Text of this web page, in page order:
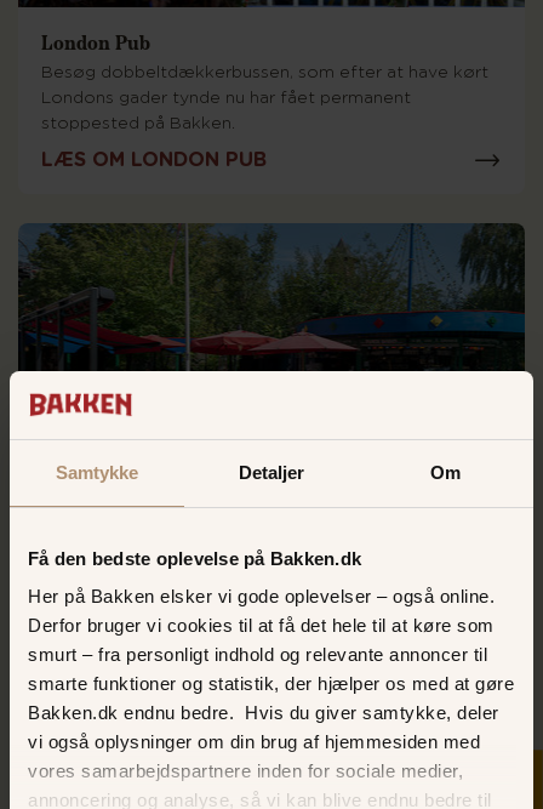
Samtykke Detaljer Om
Få den bedste oplevelse på Bakken.dk
Her på Bakken elsker vi gode oplevelser – også online.
Derfor bruger vi cookies til at få det hele til at køre som
smurt – fra personligt indhold og relevante annoncer til
smarte funktioner og statistik, der hjælper os med at gøre
Bakken.dk endnu bedre. Hvis du giver samtykke, deler
vi også oplysninger om din brug af hjemmesiden med
vores samarbejdspartnere inden for sociale medier,
annoncering og analyse, så vi kan blive endnu bedre til
London Pub
Besøg dobbeltdækkerbussen, som efter at have kørt
Londons gader tynde nu har fået permanent
stoppested på Bakken.
LÆS OM LONDON PUB
Plænebaren
blandt vilde forlystelser og det pulserende Bakke-liv!
LÆS MERE OM PLÆNEBAREN